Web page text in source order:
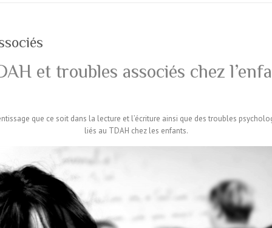
et troubles associés chez
que ce soit dans la lecture et l’écriture ainsi que des troubles
liés au TDAH chez les enfants.